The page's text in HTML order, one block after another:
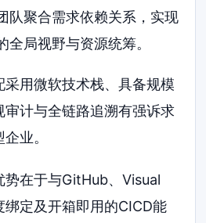
队聚合需求依赖关系，实现
全局视野与资源统筹。
采用微软技术栈、具备规模
审计与全链路追溯有强诉求
业。
势在于与GitHub、Visual
定及开箱即用的CICD能